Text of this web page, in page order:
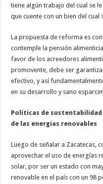
tiene algún trabajo del cual se
que cuente con un bien del
La propuesta de reforma es
contemple la pensión
favor de los acreedores
promovente, debe ser
efectivo, y así
en su desarrollo y sano
Políticas de
de las energías renovables
Luego de señalar a Zacatecas,
aprovechar el uso de energías
solar, por ser un estado con
renovable en el país con un 98